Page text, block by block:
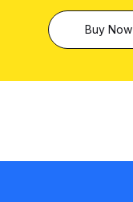
Buy Now